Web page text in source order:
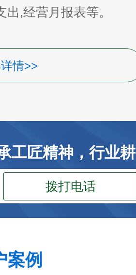
,经营月报表等。
情>>
工匠精神，行业耕
拨打电话
案例